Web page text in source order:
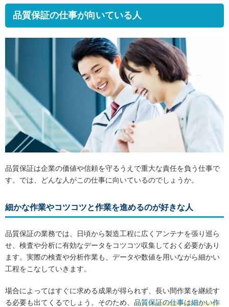
品質保証の仕事が向いている人
品質保証は企業の価値や信頼を守るうえで重大な責任を負う仕事で
す。では、どんな人がこの仕事に向いているのでしょうか。
細かな作業やコツコツと作業を進めるのが好きな人
品質保証の業務では、日頃から製造工程に広くアンテナを張り巡ら
せ、検査や分析に有効なデータをコツコツ収集しておく必要があり
ます。実際の検査や分析作業も、データや数値を用いながら細かい
工程をこなしていきます。
場合によってはすぐに求める成果が得られず、長い間作業を継続す
る必要も出てくるでしょう。そのため、 品質保証の仕事は細かい作